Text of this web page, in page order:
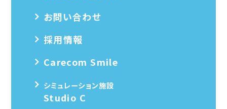
お問い合わせ
採用情報
Carecom Smile
シミュレーション施設
Studio C